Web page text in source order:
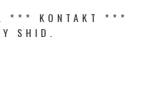
*** KONTAKT
***
SHID.